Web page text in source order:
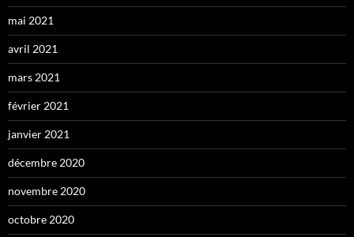
mai 2021
avril 2021
mars 2021
février 2021
janvier 2021
décembre 2020
novembre 2020
octobre 2020